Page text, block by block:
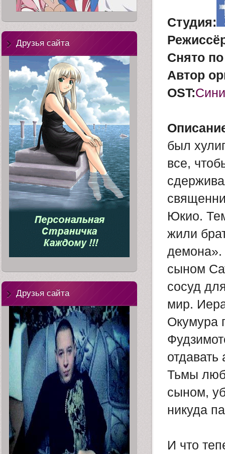
Студия:
Снято
Автор
OST:
был
все,
Юкио.
жили
демона».
сыном
сосуд
мир.
Окумура
Тьмы
сыном,
никуда
И что
Друзья сайта
Друзья сайта